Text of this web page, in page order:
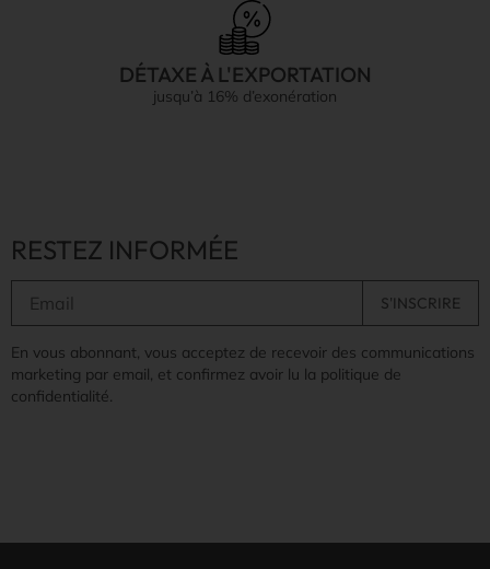
DÉTAXE À L'EXPORTATION
jusqu’à 16% d’exonération
RESTEZ INFORMÉE
En vous abonnant, vous acceptez de recevoir des communications
marketing par email, et confirmez avoir lu la politique de
confidentialité.